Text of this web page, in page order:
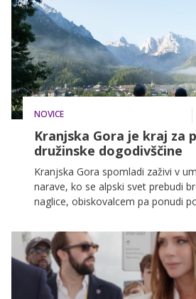
NOVICE
Kranjska Gora je kraj za
družinske dogodivščine
Kranjska Gora spomladi zaživi v
narave, ko se alpski svet prebudi
naglice, obiskovalcem pa ponudi
naravo.